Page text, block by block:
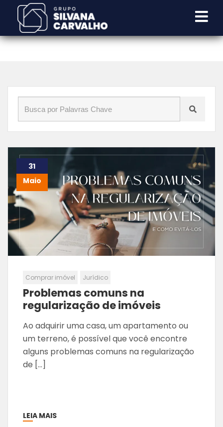
Início»Blog»comprar e vender imóveis
31
Maio
Comprar imóvel Jurídico
Problemas comuns na
regularização de imóveis
Ao adquirir uma casa, um apartamento ou
um terreno, é possível que você encontre
alguns problemas comuns na regularização
de […]
LEIA MAIS